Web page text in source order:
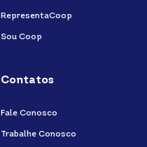
RepresentaCoop
Sou Coop
Contatos
Fale Conosco
Trabalhe Conosco